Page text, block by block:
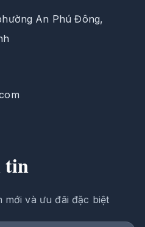
An Phú Đông,
tin
mới và ưu đãi đặc biệt